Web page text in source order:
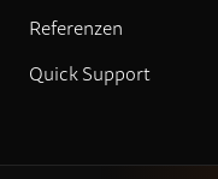
Referenzen
Quick Support